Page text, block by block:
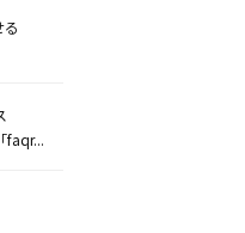
faqr...